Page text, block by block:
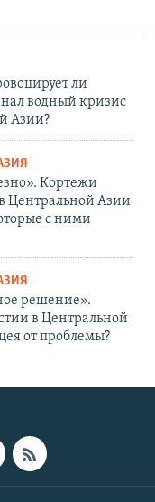
ли
водный кризис
Азии?
Кортежи
Центральной Азии
с ними
решение».
в Центральной
от проблемы?